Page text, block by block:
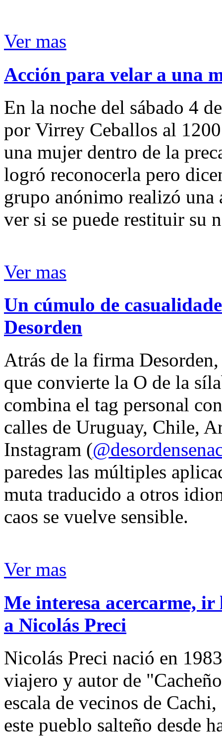
Ver mas
Acción para velar a una
En la noche del sábado 4
por Virrey Ceballos al
una mujer dentro de la
logró reconocerla pero
grupo anónimo realizó
ver si se puede restituir su
Ver mas
Un cúmulo de
Desorden
Atrás de la firma
que convierte la O de la
combina el tag personal
calles de Uruguay, Chile,
Instagram (
paredes las múltiples
muta traducido a otros
caos se vuelve sensible.
Ver mas
Me interesa acercarme,
a Nicolás Preci
Nicolás Preci nació en
viajero y autor de
escala de vecinos de
este pueblo salteño desde